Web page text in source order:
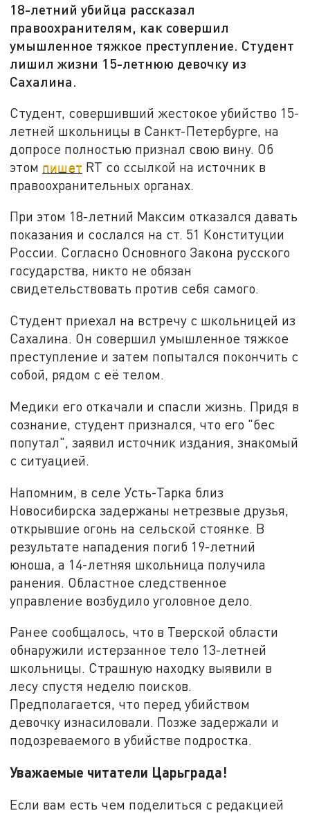
18-летний убийца рассказал
правоохранителям, как совершил
умышленное тяжкое преступление. Студент
лишил жизни 15-летнюю девочку из
Сахалина.
Студент, совершивший жестокое убийство 15-
летней школьницы в Санкт-Петербурге, на
допросе полностью признал свою вину. Об
этом пишет RT со ссылкой на источник в
правоохранительных органах.
При этом 18-летний Максим отказался давать
показания и сослался на ст. 51 Конституции
России. Согласно Основного Закона русского
государства, никто не обязан
свидетельствовать против себя самого.
Студент приехал на встречу с школьницей из
Сахалина. Он совершил умышленное тяжкое
преступление и затем попытался покончить с
собой, рядом с её телом.
Медики его откачали и спасли жизнь. Придя в
сознание, студент признался, что его "бес
попутал", заявил источник издания, знакомый
с ситуацией.
Напомним, в селе Усть-Тарка близ
Новосибирска задержаны нетрезвые друзья,
открывшие огонь на сельской стоянке. В
результате нападения погиб 19-летний
юноша, а 14-летняя школьница получила
ранения. Областное следственное
управление возбудило уголовное дело.
Ранее сообщалось, что в Тверской области
обнаружили истерзанное тело 13-летней
школьницы. Страшную находку выявили в
лесу спустя неделю поисков.
Предполагается, что перед убийством
девочку изнасиловали. Позже задержали и
подозреваемого в убийстве подростка.
Уважаемые читатели Царьграда!
Если вам есть чем поделиться с редакцией